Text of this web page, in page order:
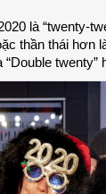
là “twenty-
thần thái hơn
twenty”